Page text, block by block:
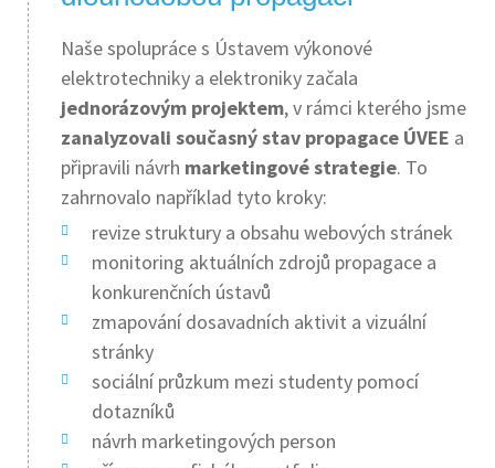
Naše spolupráce s Ústavem výkonové
elektrotechniky a elektroniky začala
jednorázovým projektem, v rámci kterého jsme
zanalyzovali současný stav propagace ÚVEE a
připravili návrh marketingové strategie. To
zahrnovalo například tyto kroky:
revize struktury a obsahu webových stránek
monitoring aktuálních zdrojů propagace a
konkurenčních ústavů
zmapování dosavadních aktivit a vizuální
stránky
sociální průzkum mezi studenty pomocí
dotazníků
návrh marketingových person